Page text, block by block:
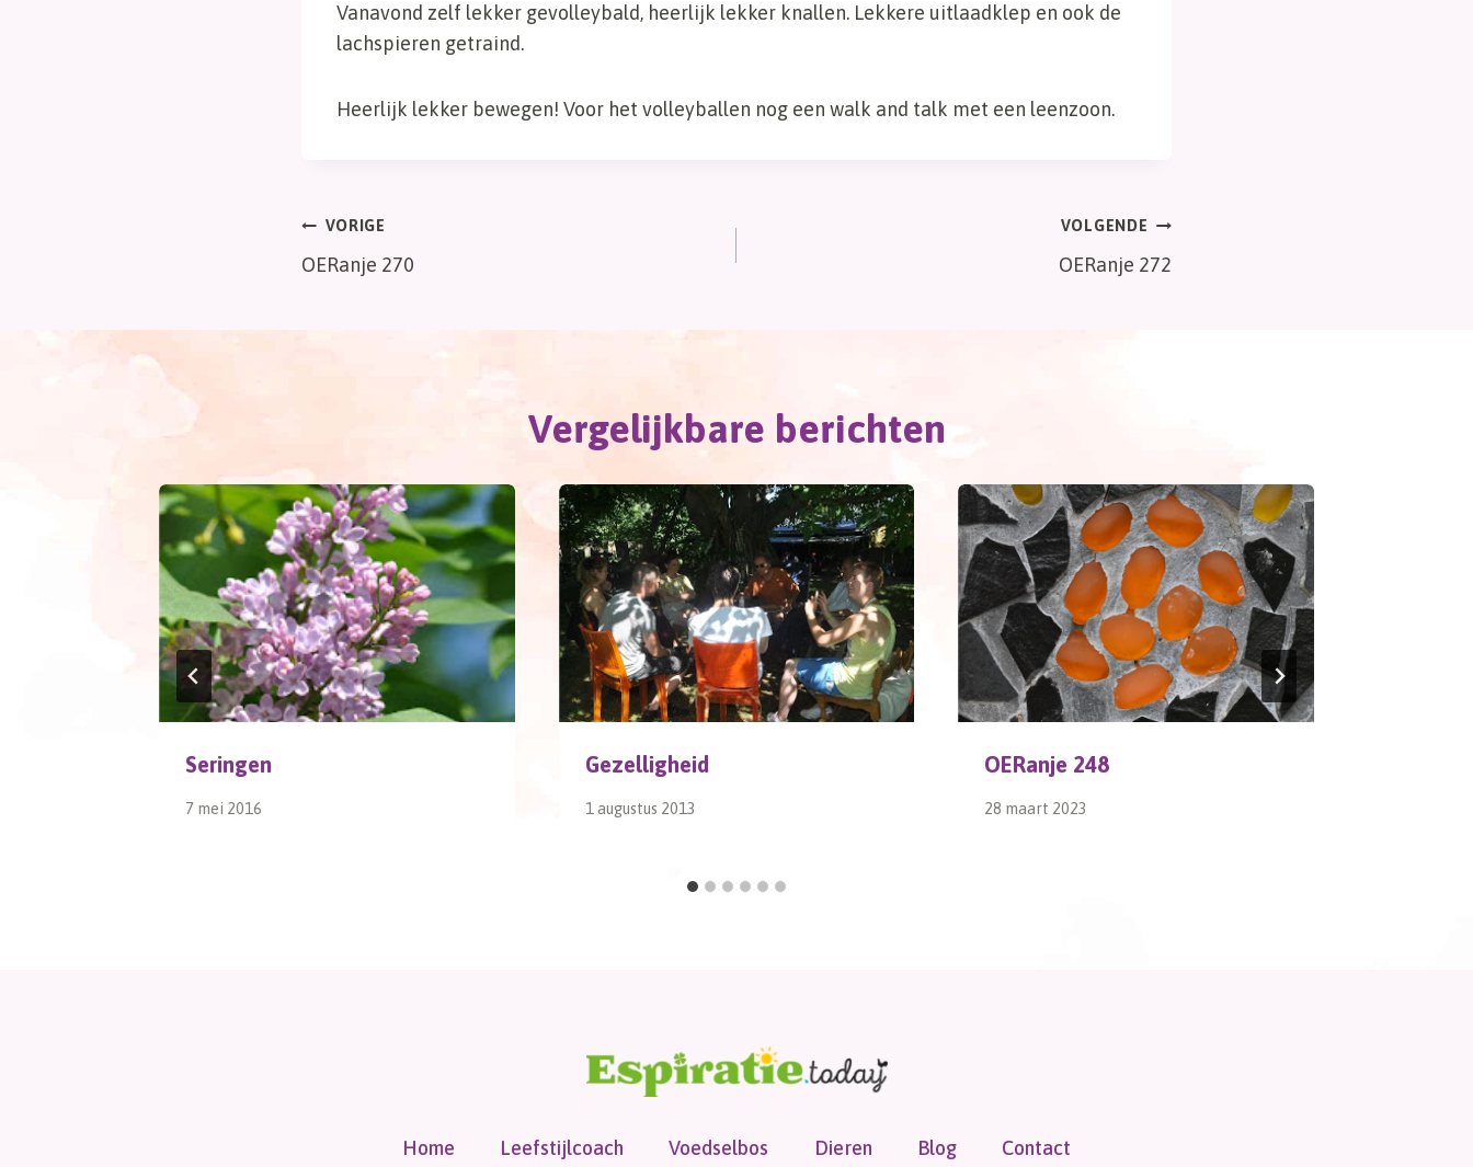
Vanavond zelf lekker gevolleybald, heerlijk lekker knallen. Lekkere uitlaadklep en ook de
lachspieren getraind.
Heerlijk lekker bewegen! Voor het volleyballen nog een walk and talk met een leenzoon.
Bericht
VORIGE
OERanje 270
VOLGENDE
OERanje 272
Vergelijkbare berichten
Seringen
7 mei 2016
Gezelligheid
1 augustus 2013
OERanje 248
28 maart 2023
Home Leefstijlcoach Voedselbos Dieren Blog Contact